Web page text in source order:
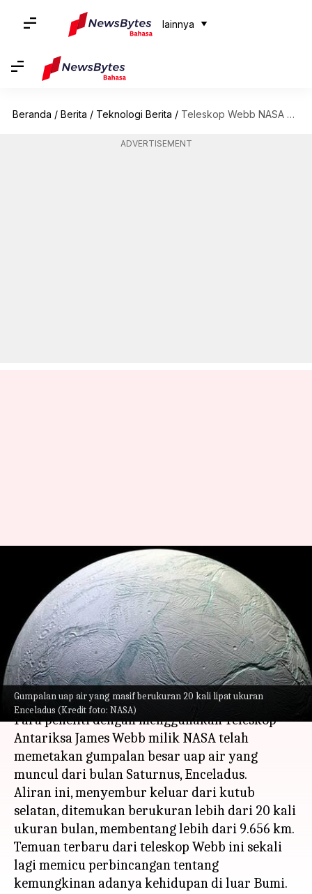
lainnya
Beranda / Berita / Teknologi Berita / Teleskop Webb NASA Menangkap Gambar Gumpalan Uap Raksasa Di Bulan Saturnus, Enceladus
ADVERTISEMENT
Gumpalan uap air yang masif berukuran 20 kali lipat ukuran
Enceladus (Kredit foto: NASA)
Teleskop Webb NASA
Menangkap Gambar Gumpalan
Uap Raksasa Di Bulan Saturnus,
Enceladus
menulis Handoko Jun 01, 2023 12:17 pm
Apa ceritanya
Para peneliti dengan menggunakan Teleskop
Antariksa James Webb milik NASA telah
memetakan gumpalan besar uap air yang
muncul dari bulan Saturnus, Enceladus.
Aliran ini, menyembur keluar dari kutub
selatan, ditemukan berukuran lebih dari 20 kali
ukuran bulan, membentang lebih dari 9.656 km.
Temuan terbaru dari teleskop Webb ini sekali
lagi memicu perbincangan tentang
kemungkinan adanya kehidupan di luar Bumi.